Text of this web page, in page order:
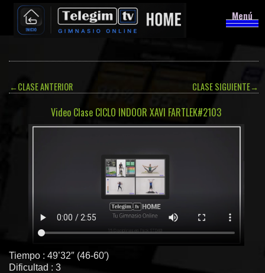
Menú
←CLASE ANTERIOR CLASE SIGUIENTE→
Video Clase CICLO INDOOR XAVI FARTLEK#2103
Tiempo : 49’32″ (46-60′)
Dificultad : 3